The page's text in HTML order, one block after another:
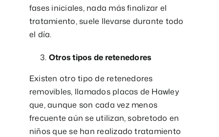
fases iniciales, nada más finalizar el
tratamiento, suele llevarse durante todo
el día.
Otros tipos de retenedores
Existen otro tipo de retenedores
removibles, llamados placas de Hawley
que, aunque son cada vez menos
frecuente aún se utilizan, sobretodo en
niños que se han realizado tratamiento